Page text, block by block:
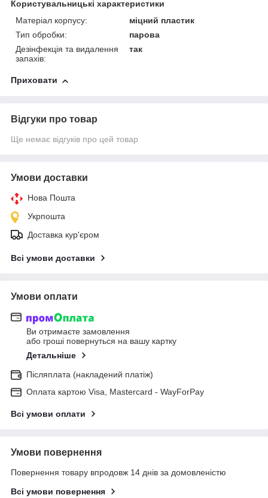
Користувальницькі характеристики
Матеріал корпусу:
міцний пластик
Тип обробки:
парова
Дезінфекція та видалення
запахів:
так
Приховати
Відгуки про товар
Ще немає відгуків про цей товар
Умови доставки
Нова Пошта
Укрпошта
Доставка кур'єром
Всі умови доставки
Умови оплати
Ви отримаєте замовлення
або гроші повернуться на вашу картку
Детальніше
Післяплата (накладений платіж)
Оплата картою Visa, Mastercard - WayForPay
Всі умови оплати
Умови повернення
Повернення товару впродовж 14 днів за домовленістю
Всі умови повернення